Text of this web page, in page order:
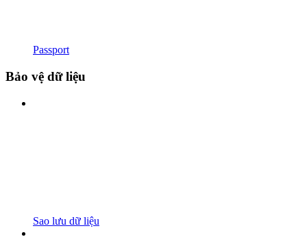
Passport
Bảo vệ dữ liệu
Sao lưu dữ liệu